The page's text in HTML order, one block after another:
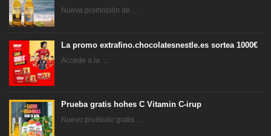
Nueva promoción de ...
La promo extrafino.chocolatesnestle.es sortea 1000€
Accede a la ...
Prueba gratis hohes C Vitamin C-irup
Nuevo pruébalo gratis ...